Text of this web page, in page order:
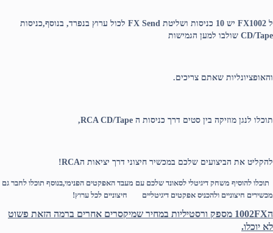
ל FX1002 יש 10 כניסות ושליטת FX Send לכול ערוץ בנפרד, בנוסף,כניסות
CD/Tape שולבו למען הגמישות
והאופציונליות שאתם צריכים.
תוכלו לנגן מוזיקה בין סטים דרך כניסות ה RCA CD/Tape,
להקליט את הביצועים שלכם במכשיר חיצוני דרך יציאות הRCA!
תוכלו להוסיף משחק דיגיטלי לסאונד שלכם עם מעבד האפקטים הפנימי,בנוסף תוכלו לחבר גם
מכשירים חיצוניים ולהכניס אפקטים דיגיטליים חיצוניים לכל ערוץ!
ה1002FX מספק ורסטיליות במחיר שמיקסרים אחרים ברמה הזאת פשוט
לא יוכלו.